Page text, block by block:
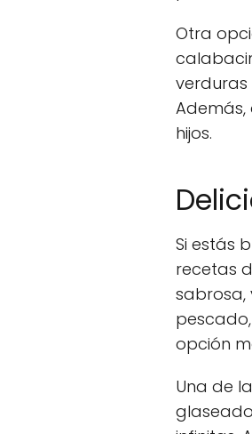
Otra
hijos.
Si estás
recetas
sabrosa,
opción
Una de